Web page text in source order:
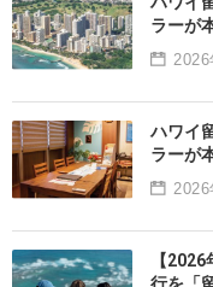
ラーが
2026
ハワイ
ラーが
2026
【
行を「